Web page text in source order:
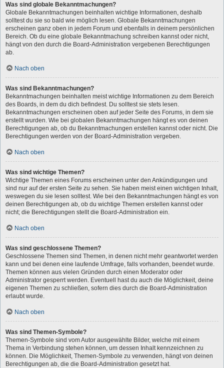
Was sind globale Bekanntmachungen?
Globale Bekanntmachungen beinhalten wichtige Informationen, deshalb
solltest du sie so bald wie möglich lesen. Globale Bekanntmachungen
erscheinen ganz oben in jedem Forum und ebenfalls in deinem persönlichen
Bereich. Ob du eine globale Bekanntmachung schreiben kannst oder nicht,
hängt von den durch die Board-Administration vergebenen Berechtigungen
ab.
Nach oben
Was sind Bekanntmachungen?
Bekanntmachungen beinhalten meist wichtige Informationen zu dem Bereich
des Boards, in dem du dich befindest. Du solltest sie stets lesen.
Bekanntmachungen erscheinen oben auf jeder Seite des Forums, in dem sie
erstellt wurden. Wie bei globalen Bekanntmachungen hängt es von deinen
Berechtigungen ab, ob du Bekanntmachungen erstellen kannst oder nicht. Die
Berechtigungen werden von der Board-Administration vergeben.
Nach oben
Was sind wichtige Themen?
Wichtige Themen eines Forums erscheinen unter den Ankündigungen und
sind nur auf der ersten Seite zu sehen. Sie haben meist einen wichtigen Inhalt,
weswegen du sie lesen solltest. Wie bei den Bekanntmachungen hängt es von
deinen Berechtigungen ab, ob du wichtige Themen erstellen kannst oder
nicht; die Berechtigungen stellt die Board-Administration ein.
Nach oben
Was sind geschlossene Themen?
Geschlossene Themen sind Themen, in denen nicht mehr geantwortet werden
kann und bei denen eine laufende Umfrage, falls vorhanden, beendet wurde.
Themen können aus vielen Gründen durch einen Moderator oder
Administrator gesperrt werden. Eventuell hast du auch die Möglichkeit, deine
eigenen Themen zu schließen, sofern dies durch die Board-Administration
erlaubt wurde.
Nach oben
Was sind Themen-Symbole?
Themen-Symbole sind vom Autor ausgewählte Bilder, welche mit einem
Thema in Verbindung stehen können, um dessen Inhalt kennzeichnen zu
können. Die Möglichkeit, Themen-Symbole zu verwenden, hängt von deinen
Berechtigungen ab, die die Board-Administration gesetzt hat.